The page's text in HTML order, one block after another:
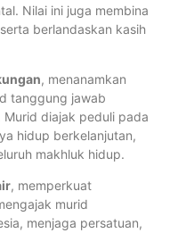
Nilai ini juga membina
berlandaskan kasih
, menanamkan
tanggung jawab
Murid diajak peduli pada
hidup berkelanjutan,
makhluk hidup.
, memperkuat
murid
menjaga persatuan,